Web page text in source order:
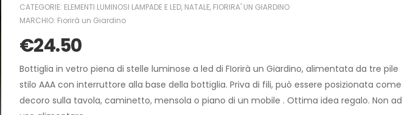
CATEGORIE: ELEMENTI LUMINOSI LAMPADE E LED, NATALE, FIORIRA' UN GIARDINO
MARCHIO: Fiorirà un Giardino
€24.50
Bottiglia in vetro piena di stelle luminose a led di FIorirà un Giardino, alimentata da tre pile
stilo AAA con interruttore alla base della bottiglia. Priva di fili, può essere posizionata come
decoro sulla tavola, caminetto, mensola o piano di un mobile . Ottima idea regalo. Non ad